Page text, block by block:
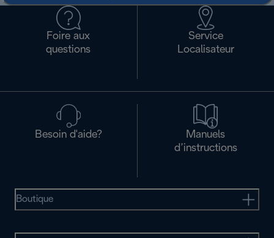
Foire aux
questions
Service
Localisateur
Besoin d'aide?
Manuels
d’instructions
Boutique